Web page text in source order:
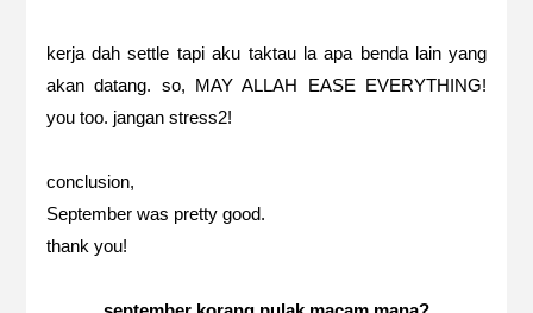
kerja dah settle tapi aku taktau la apa benda lain yang
akan datang. so, MAY ALLAH EASE EVERYTHING!
you too. jangan stress2!
conclusion,
September was pretty good.
thank you!